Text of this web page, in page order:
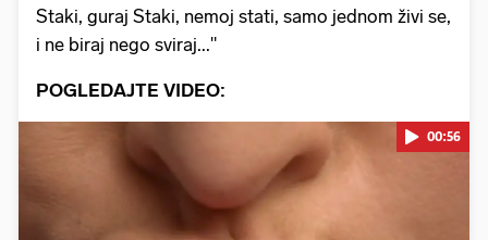
Staki, guraj Staki, nemoj stati, samo jednom živi se,
i ne biraj nego sviraj..."
POGLEDAJTE VIDEO:
00:56